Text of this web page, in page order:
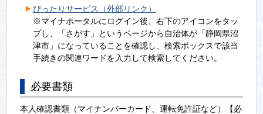
ぴったりサービス（外部リンク）
※マイナポータルにログイン後、右下のアイコンをタッ
プし、「さがす」というページから自治体が「静岡県沼
津市」になっていることを確認し、検索ボックスで該当
手続きの関連ワードを入力して検索してください。
必要書類
本人確認書類（マイナンバーカード、運転免許証など）【必